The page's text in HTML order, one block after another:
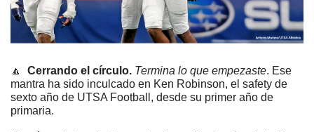
🔼 Cerrando el círculo. Termina lo que empezaste. Ese
mantra ha sido inculcado en Ken Robinson, el safety de
sexto año de UTSA Football, desde su primer año de
primaria.